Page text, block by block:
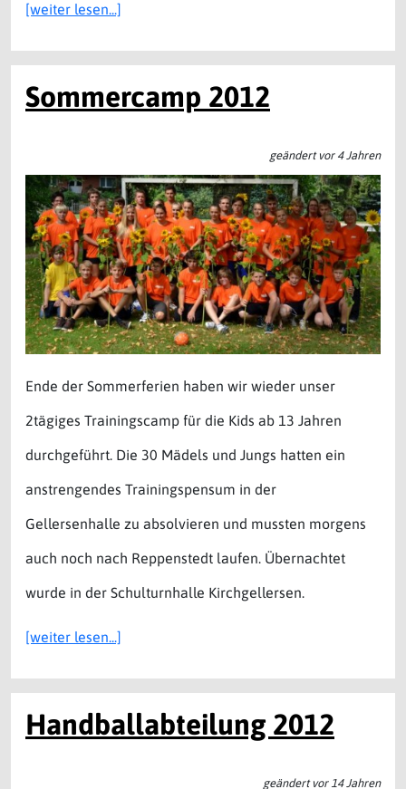
[weiter lesen...]
Sommercamp 2012
geändert vor 4 Jahren
Ende der Sommerferien haben wir wieder unser
2tägiges Trainingscamp für die Kids ab 13 Jahren
durchgeführt. Die 30 Mädels und Jungs hatten ein
anstrengendes Trainingspensum in der
Gellersenhalle zu absolvieren und mussten morgens
auch noch nach Reppenstedt laufen. Übernachtet
wurde in der Schulturnhalle Kirchgellersen.
[weiter lesen...]
Handballabteilung 2012
geändert vor 14 Jahren